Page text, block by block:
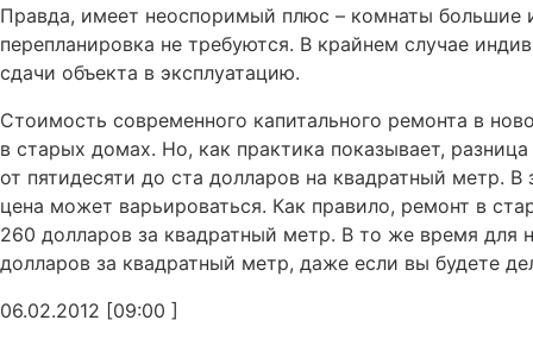
Правда, имеет неоспоримый плюс – комнаты большие
перепланировка не требуются. В крайнем случае
сдачи объекта в эксплуатацию.
Стоимость современного капитального ремонта в
в старых домах. Но, как практика показывает,
от пятидесяти до ста долларов на квадратный метр.
цена может варьироваться. Как правило, ремонт в
260 долларов за квадратный метр. В то же время для
долларов за квадратный метр, даже если вы будете
06.02.2012 [09:00 ]